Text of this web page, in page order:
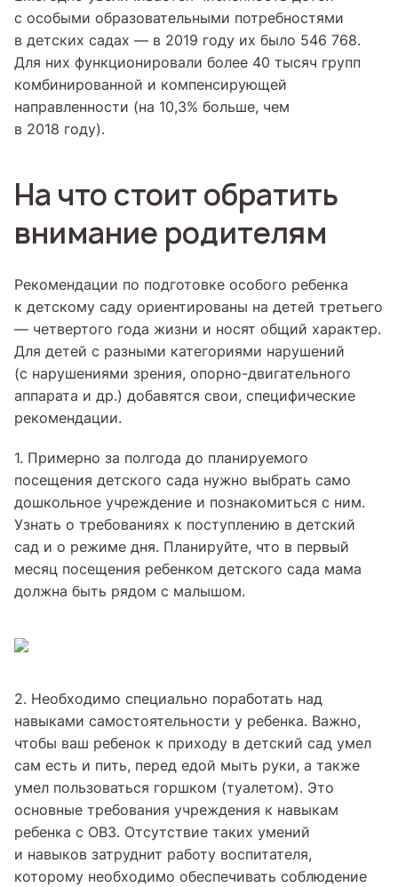
с особыми образовательными потребностями
в детских садах — в 2019 году их было 546 768.
Для них функционировали более 40 тысяч групп
комбинированной и компенсирующей
направленности (на 10,3% больше, чем
в 2018 году).
На что стоит обратить
внимание родителям
Рекомендации по подготовке особого ребенка
к детскому саду ориентированы на детей третьего
— четвертого года жизни и носят общий характер.
Для детей с разными категориями нарушений
(с нарушениями зрения, опорно-двигательного
аппарата и др.) добавятся свои, специфические
рекомендации.
1. Примерно за полгода до планируемого
посещения детского сада нужно выбрать само
дошкольное учреждение и познакомиться с ним.
Узнать о требованиях к поступлению в детский
сад и о режиме дня. Планируйте, что в первый
месяц посещения ребенком детского сада мама
должна быть рядом с малышом.
2. Необходимо специально поработать над
навыками самостоятельности у ребенка. Важно,
чтобы ваш ребенок к приходу в детский сад умел
сам есть и пить, перед едой мыть руки, а также
умел пользоваться горшком (туалетом). Это
основные требования учреждения к навыкам
ребенка с ОВЗ. Отсутствие таких умений
и навыков затруднит работу воспитателя,
которому необходимо обеспечивать соблюдение